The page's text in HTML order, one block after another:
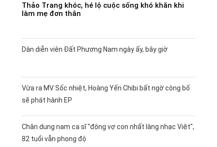
Thảo Trang khóc, hé lộ cuộc sống khó khăn khi
làm mẹ đơn thân
Dàn diễn viên Đất Phương Nam ngày ấy, bây giờ
Vừa ra MV Sốc nhiệt, Hoàng Yến Chibi bất ngờ công bố
sẽ phát hành EP
Chân dung nam ca sĩ "đông vợ con nhất làng nhạc Việt",
82 tuổi vẫn phong độ